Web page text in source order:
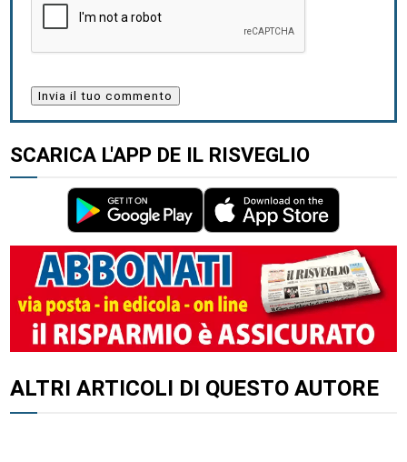
SCARICA L'APP DE IL RISVEGLIO
ALTRI ARTICOLI DI QUESTO AUTORE